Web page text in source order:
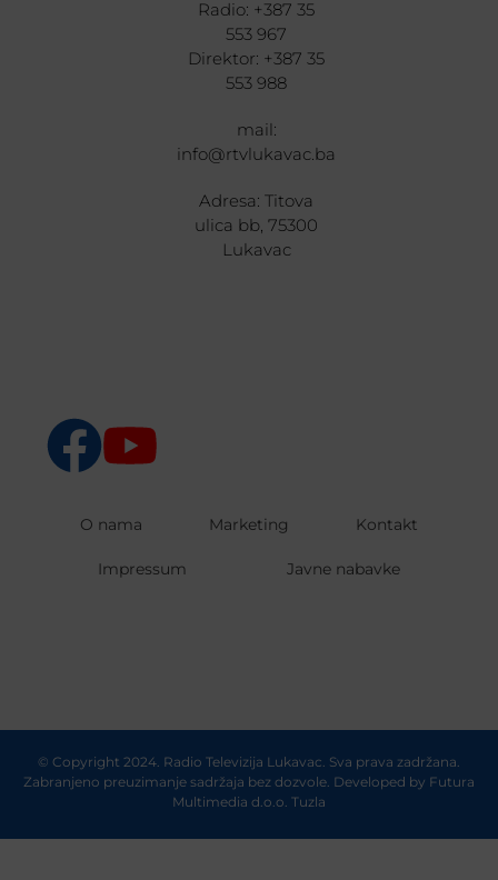
Radio: +387 35
553 967
Direktor: +387 35
553 988
mail:
info@rtvlukavac.ba
Adresa: Titova
ulica bb, 75300
Lukavac
O nama Marketing Kontakt
Impressum Javne nabavke
© Copyright 2024. Radio Televizija Lukavac. Sva prava zadržana.
Zabranjeno preuzimanje sadržaja bez dozvole. Developed by Futura
Multimedia d.o.o. Tuzla